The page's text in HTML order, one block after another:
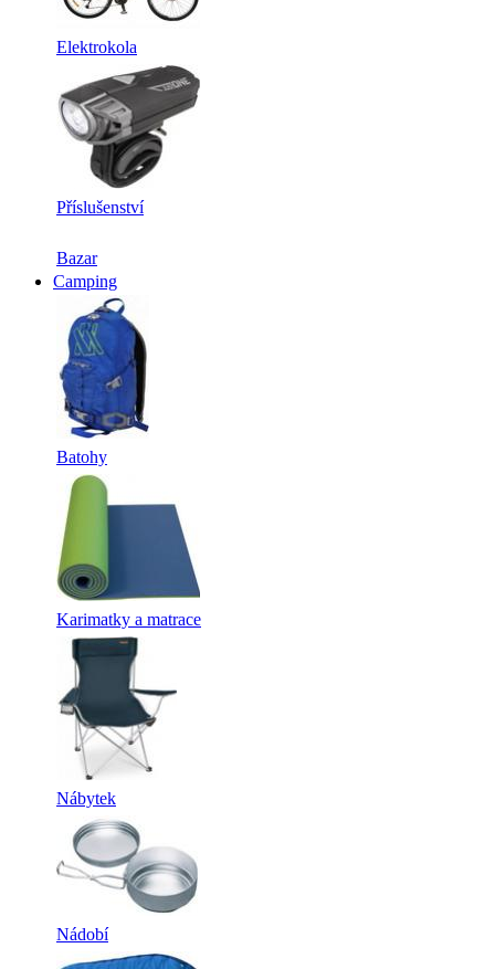
Elektrokola
Příslušenství
Bazar
Camping
Batohy
Karimatky a matrace
Nábytek
Nádobí